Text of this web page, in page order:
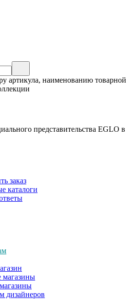
артикула, наименованию товарной
представительства EGLO в
заказ
каталоги
дизайнеров